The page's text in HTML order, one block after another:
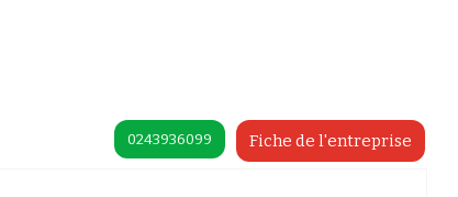
Fiche de l'entreprise
0243936099